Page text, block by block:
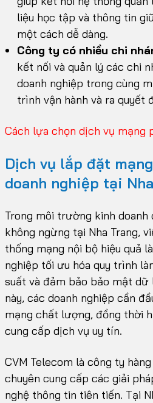
liệu học tập và thông tin
một cách dễ dàng.
Công ty có nhiều chi
kết nối và quản lý các chi
doanh nghiệp trong cùng
trình vận hành và ra quyết
Cách lựa chọn dịch vụ mạng
Dịch vụ lắp đặt
doanh nghiệp tại
Trong môi trường kinh doanh
không ngừng tại Nha Trang,
thống mạng nội bộ hiệu quả
nghiệp tối ưu hóa quy trình
suất và đảm bảo bảo mật
này, các doanh nghiệp cần
mạng chất lượng, đồng thời
cung cấp dịch vụ uy tín.
CVM Telecom là công ty
chuyên cung cấp các giải
nghệ thông tin tiên tiến. Tại